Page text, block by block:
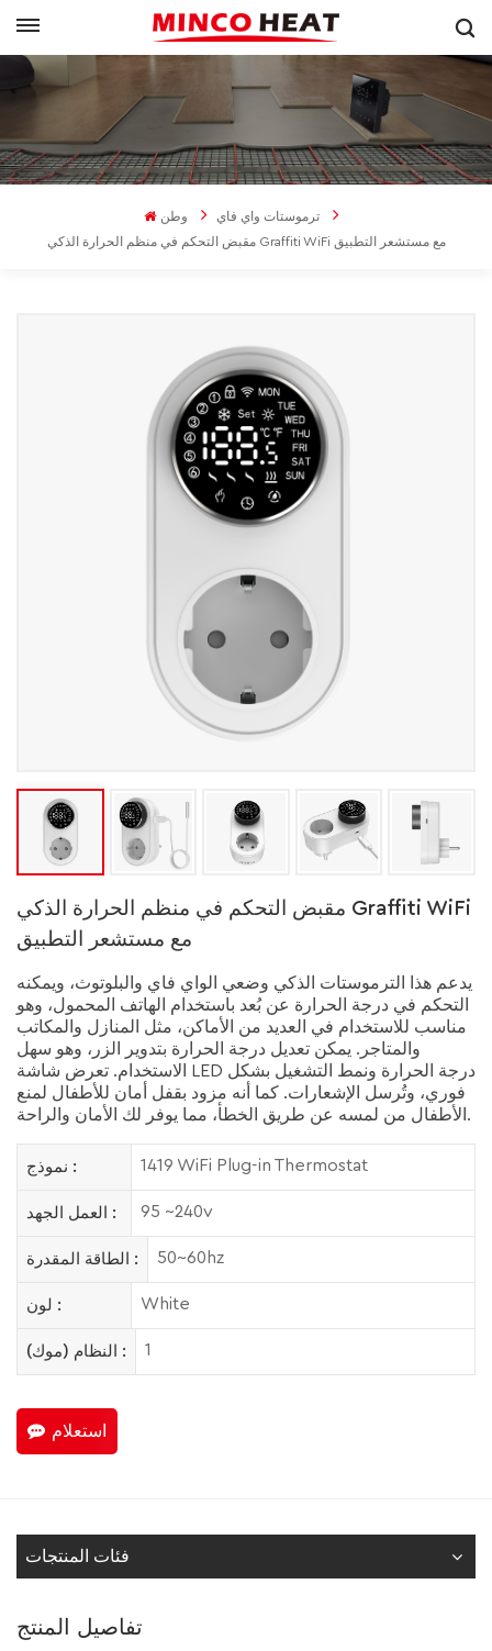
وطن
ترموستات واي فاي
مقبض التحكم في منظم الحرارة الذكي Graffiti WiFi مع مستشعر التطبيق
مقبض التحكم في منظم الحرارة الذكي Graffiti WiFi
مع مستشعر التطبيق
يدعم هذا الترموستات الذكي وضعي الواي فاي والبلوتوث، ويمكنه
التحكم في درجة الحرارة عن بُعد باستخدام الهاتف المحمول، وهو
مناسب للاستخدام في العديد من الأماكن، مثل المنازل والمكاتب
والمتاجر. يمكن تعديل درجة الحرارة بتدوير الزر، وهو سهل
الاستخدام. تعرض شاشة LED درجة الحرارة ونمط التشغيل بشكل
فوري، وتُرسل الإشعارات. كما أنه مزود بقفل أمان للأطفال لمنع
الأطفال من لمسه عن طريق الخطأ، مما يوفر لك الأمان والراحة.
نموذج : 1419 WiFi Plug-in Thermostat
العمل الجهد : 95 ~240v
الطاقة المقدرة : 50~60hz
لون : White
النظام (موك) : 1
استعلام
فئات المنتجات
تفاصيل المنتج